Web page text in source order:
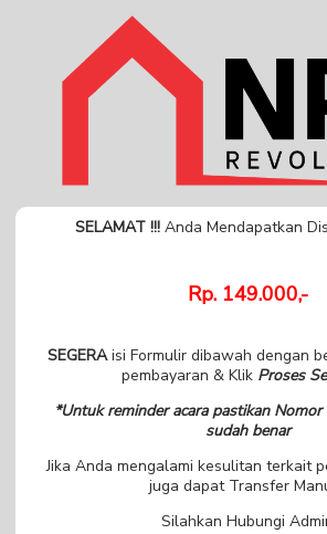
SELAMAT !!!Anda Mendapatkan
Rp. 149.000,-
SEGERAisi Formulir dibawah dengan
pembayaran & Klik Proses
*Untuk reminder acara pastikan
sudah benar
Jika Anda mengalami kesulitan terkait
juga dapat Transfer
Silahkan Hubungi